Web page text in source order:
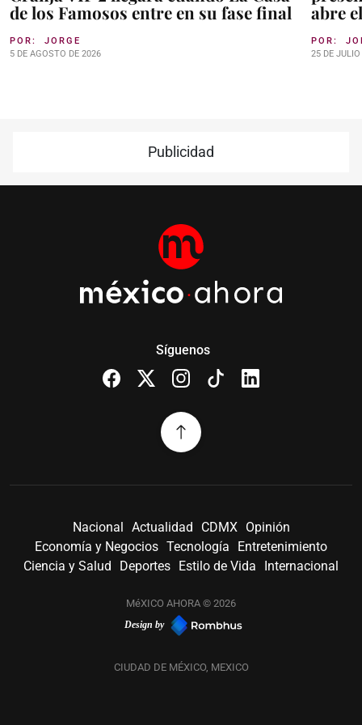
de los Famosos entre en su fase final
POR: JORGE
5 DE AGOSTO DE 2026
abre
POR:
25 DE
Publicidad
Síguenos
Nacional Actualidad CDMX
Opinión
Economía y Negocios Tecnología
Entretenimiento
Ciencia y Salud
Deportes Estilo de Vida Internacional
MéXICO AHORA © 2026
Design by
CIUDAD DE MÉXICO, MEXICO